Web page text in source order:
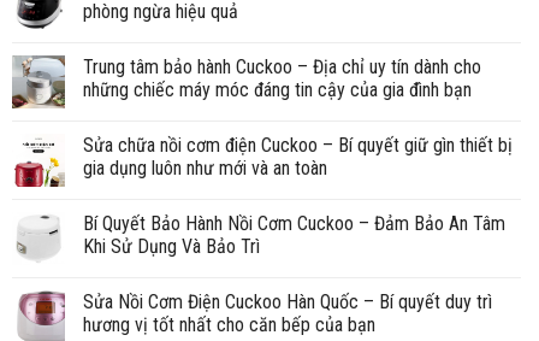
phòng ngừa hiệu quả
Trung tâm bảo hành Cuckoo – Địa chỉ uy tín dành cho
những chiếc máy móc đáng tin cậy của gia đình bạn
Sửa chữa nồi cơm điện Cuckoo – Bí quyết giữ gìn thiết bị
gia dụng luôn như mới và an toàn
Bí Quyết Bảo Hành Nồi Cơm Cuckoo – Đảm Bảo An Tâm
Khi Sử Dụng Và Bảo Trì
Sửa Nồi Cơm Điện Cuckoo Hàn Quốc – Bí quyết duy trì
hương vị tốt nhất cho căn bếp của bạn